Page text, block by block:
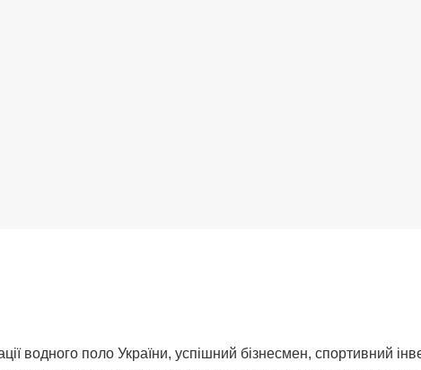
водного поло України, успішний бізнесмен, спортивний